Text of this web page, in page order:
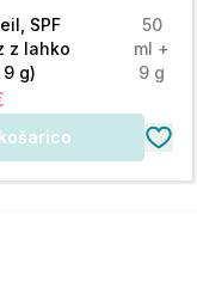
SPF
z lahko
g)
50
ml +
9 g